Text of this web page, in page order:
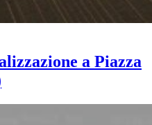
a Piazza